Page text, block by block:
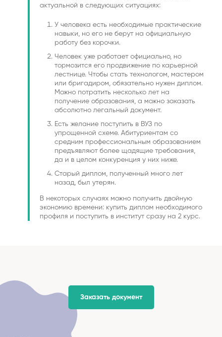
актуальной в следующих ситуациях:
У человека есть необходимые практические
навыки, но его не берут на официальную
работу без корочки.
Человек уже работает официально, но
тормозится его продвижение по карьерной
лестнице. Чтобы стать технологом, мастером
или бригадиром, обязательно нужен диплом.
Можно потратить несколько лет на
получение образования, а можно заказать
абсолютно легальный документ.
Есть желание поступить в ВУЗ по
упрощенной схеме. Абитуриентам со
средним профессиональным образованием
предъявляют более щадящие требования,
да и в целом конкуренция у них ниже.
Старый диплом, полученный много лет
назад, был утерян.
В некоторых случаях можно получить двойную
экономию времени: купить диплом необходимого
профиля и поступить в институт сразу на 2 курс.
Заказать документ